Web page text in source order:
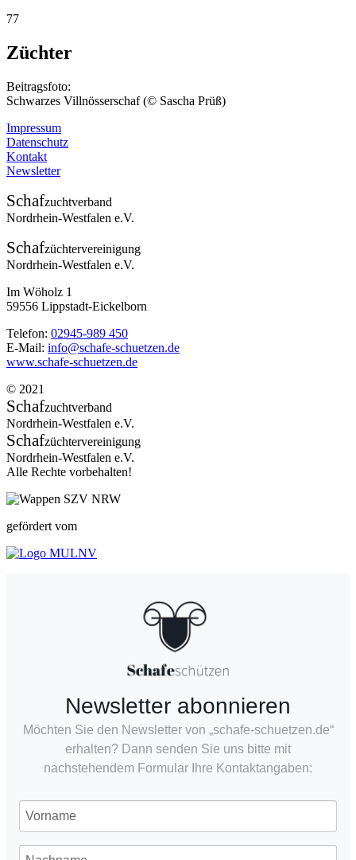
77
Züchter
Beitragsfoto:
Schwarzes Villnösserschaf (© Sascha Prüß)
Impressum
Datenschutz
Kontakt
Newsletter
Schafzuchtverband
Nordrhein-Westfalen e.V.
Schafzüchtervereinigung
Nordrhein-Westfalen e.V.
Im Wöholz 1
59556 Lippstadt-Eickelborn
Telefon: 02945-989 450
E-Mail: info@schafe-schuetzen.de
www.schafe-schuetzen.de
© 2021
Schafzuchtverband
Nordrhein-Westfalen e.V.
Schafzüchtervereinigung
Nordrhein-Westfalen e.V.
Alle Rechte vorbehalten!
gefördert vom
Newsletter abonnieren
Möchten Sie den Newsletter von „schafe-schuetzen.de“
erhalten? Dann senden Sie uns bitte mit
nachstehendem Formular Ihre Kontaktangaben: